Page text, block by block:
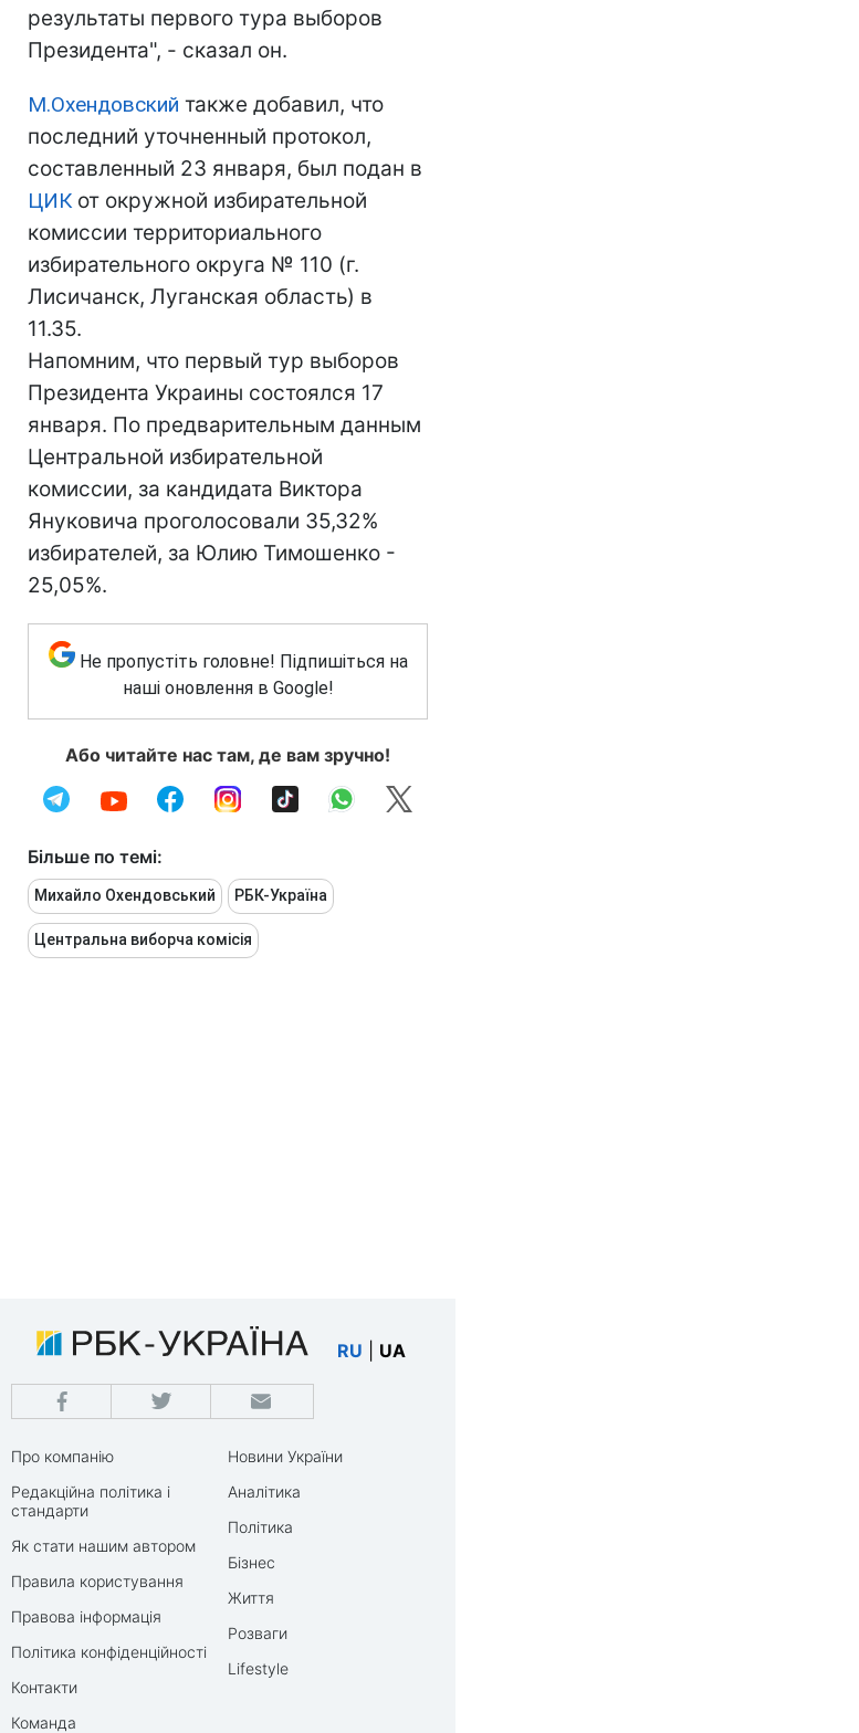
результаты первого тура выборов
Президента", - сказал он.
М.Охендовский также добавил, что
последний уточненный протокол,
составленный 23 января, был подан в
ЦИКот окружной избирательной
комиссии территориального
избирательного округа № 110 (г.
Лисичанск, Луганская область) в
11.35.
Напомним, что первый тур выборов
Президента Украины состоялся 17
января. По предварительным данным
Центральной избирательной
комиссии, за кандидата Виктора
Януковича проголосовали 35,32%
избирателей, за Юлию Тимошенко -
25,05%.
Не пропустіть головне! Підпишіться на
наші оновлення в Google!
Або читайте нас там, де вам зручно!
Більше по темі:
Михайло Охендовський РБК-Україна
Центральна виборча комісія
RU UA
Про компанію
Редакційна політика і
стандарти
Як стати нашим автором
Правила користування
Правова інформація
Політика конфіденційності
Контакти
Команда
Новини України
Аналітика
Політика
Бізнес
Життя
Розваги
Lifestyle